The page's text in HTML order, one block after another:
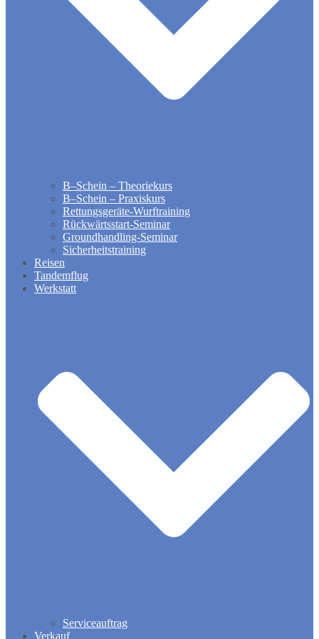
B–Schein – Theoriekurs
B–Schein – Praxiskurs
Rettungsgeräte-Wurftraining
Rückwärtsstart-Seminar
Groundhandling​-Seminar
Sicherheitstraining
Reisen
Tandemflug
Werkstatt
Serviceauftrag
Verkauf